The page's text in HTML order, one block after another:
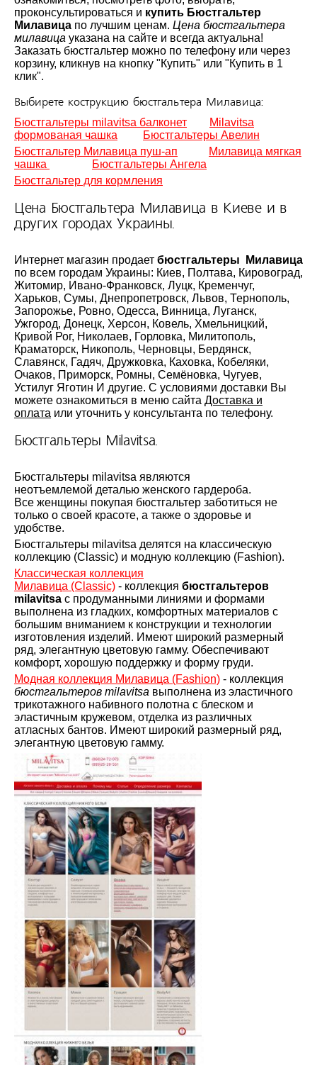
проконсультироваться и купить Бюстгальтер
Милавица по лучшим ценам. Цена бюстгальтера
милавица указана на сайте и всегда актуальна!
Заказать бюстгальтер можно по телефону или через
корзину, кликнув на кнопку "Купить" или "Купить в 1
клик".
Выбирете кострукцию бюстгальтера Милавица:
Бюстгальтеры milavitsa балконет
Milavitsa
формованая чашка
Бюстгальтеры Авелин
Бюстгальтер Милавица пуш-ап
Милавица мягкая
чашка
Бюстгальтеры Ангела
Бюстгальтер для кормления
Цена Бюстгальтера Милавица в Киеве и в
других городах Украины.
Интернет магазин продает бюстгальтеры Милавица
по всем городам Украины: Киев, Полтава, Кировоград,
Житомир, Ивано-Франковск, Луцк, Кременчуг,
Харьков, Сумы, Днепропетровск, Львов, Тернополь,
Запорожье, Ровно, Одесса, Винница, Луганск,
Ужгород, Донецк, Херсон, Ковель, Хмельницкий,
Кривой Рог, Николаев, Горловка, Милитополь,
Краматорск, Никополь, Черновцы, Бердянск,
Славянск, Гадяч, Дружковка, Каховка, Кобеляки,
Очаков, Приморск, Ромны, Семёновка, Чугуев,
Устилуг Яготин И другие. С условиями доставки Вы
можете ознакомиться в меню сайта Доставка и
оплата или уточнить у консультанта по телефону.
Бюстгальтеры Milavitsa.
Бюстгальтеры milavitsa являются
неотъемлемой деталью женского гардероба.
Все женщины покупая бюстгальтер заботиться не
только о своей красоте, а также о здоровье и
удобстве.
Бюстгальтеры milavitsa делятся на классическую
коллекцию (Classic) и модную коллекцию (Fashion).
Классическая коллекция
Милавица (Classic) - коллекция бюстгальтеров
milavitsa с продуманными линиями и формами
выполнена из гладких, комфортных материалов с
большим вниманием к конструкции и технологии
изготовления изделий. Имеют широкий размерный
ряд, элегантную цветовую гамму. Обеспечивают
комфорт, хорошую поддержку и форму груди.
Модная коллекция Милавица (Fashion) - коллекция
бюстгальтеров milavitsa выполнена из эластичного
трикотажного набивного полотна с блеском и
эластичным кружевом, отделка из различных
атласных бантов. Имеют широкий размерный ряд,
элегантную цветовую гамму.